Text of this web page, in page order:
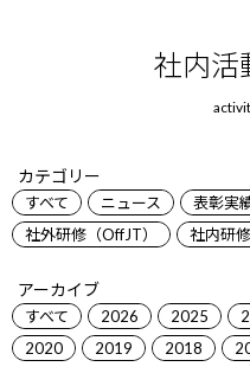
社内活
カテゴリー
すべて ニュース 表彰実
社外研修（OffJT）
社内研
アーカイブ
すべて 2026 2025
2020
2019 2018